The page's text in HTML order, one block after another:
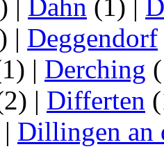
| Dahn (1) |
| Deggendorf
| Derching
| Differten
| Dillingen an